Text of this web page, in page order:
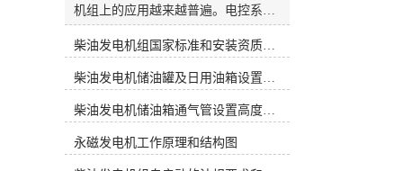
机组上的应用越来越普遍。电控系统
在提高柴油发电机组性能的同时，也
使发动机的故障诊断变得复杂起来。
码，大多数都能判明故障可能发生的
原因和部位。然而，在对发电机组维
修时，若仅仅靠故障代码寻找故障，
往往会出现判断上的失误。因此，在
对电控发电机组进行维修时应综合分
柴油发电机组国家标准和安装资质要求
柴油发电机储油罐及日用油箱设置要求
柴油发电机储油箱通气管设置高度和做法
永磁发电机工作原理和结构图